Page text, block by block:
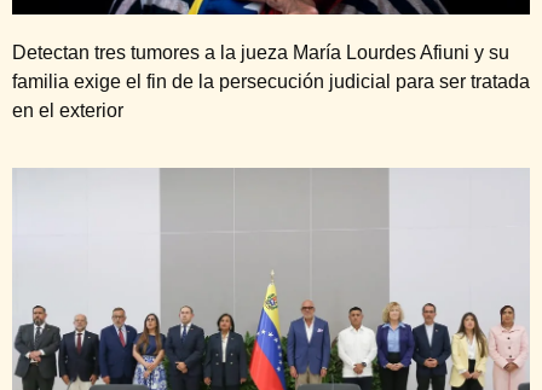
Detectan tres tumores a la jueza María Lourdes Afiuni y su
familia exige el fin de la persecución judicial para ser tratada
en el exterior